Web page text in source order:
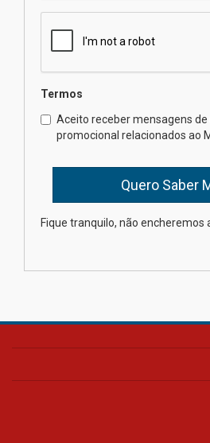
Brasília
mesmo do
Como os
na
escola
Termos
Aceito receber mensagens
promocional relacionados ao
Fique tranquilo, não encheremos